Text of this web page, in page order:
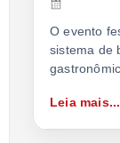
O evento
sistema de
Leia mais...